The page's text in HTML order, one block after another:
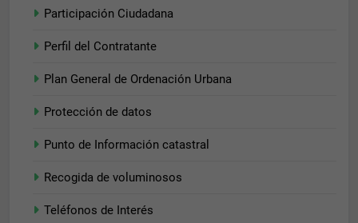
Participación Ciudadana
Perfil del Contratante
Plan General de Ordenación Urbana
Protección de datos
Punto de Información catastral
Recogida de voluminosos
Teléfonos de Interés
nuestro sitio,
ofertas
personalizados.